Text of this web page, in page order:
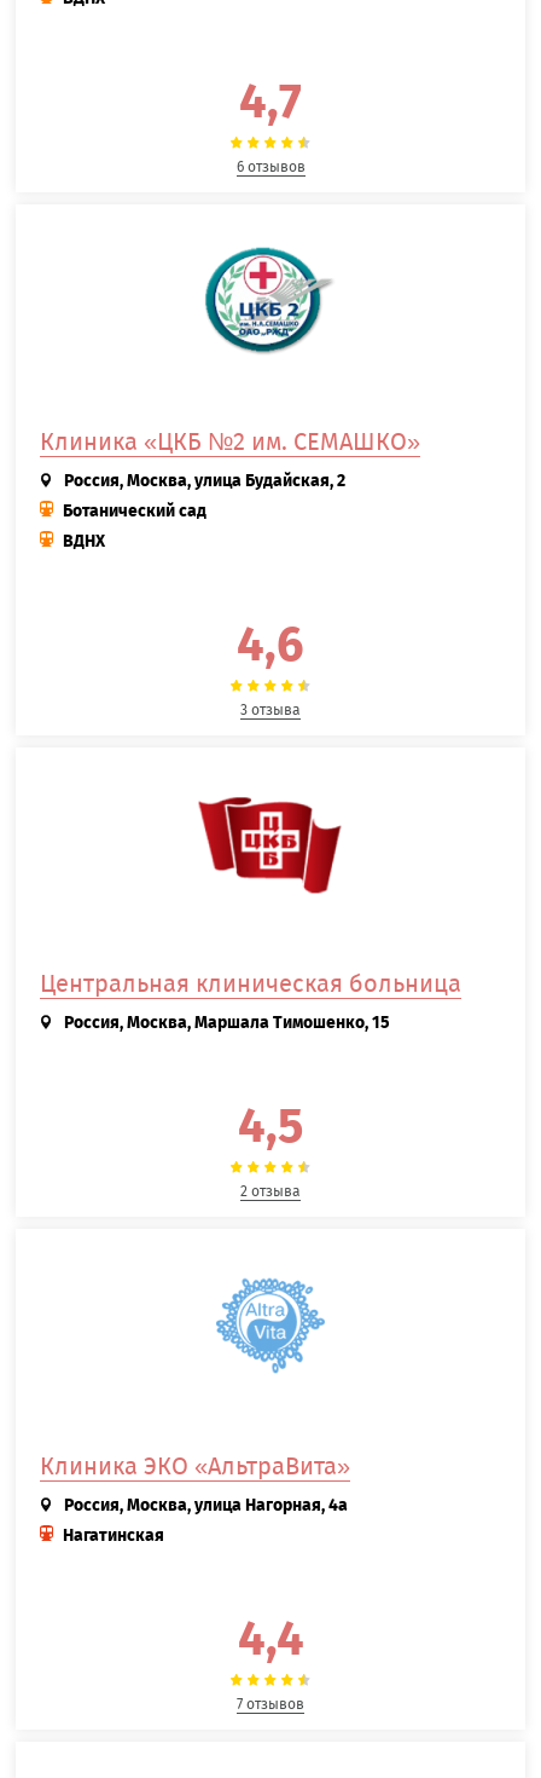
4,7
6 отзывов
Клиника «ЦКБ №2 им. СЕМАШКО»
Россия, Москва, улица Будайская, 2
Ботанический сад
ВДНХ
4,6
3 отзыва
Центральная клиническая больница
Россия, Москва, Маршала Тимошенко, 15
4,5
2 отзыва
Клиника ЭКО «АльтраВита»
Россия, Москва, улица Нагорная, 4а
Нагатинская
4,4
7 отзывов